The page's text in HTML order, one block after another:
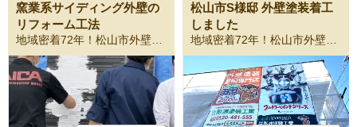
窯業系サイディング外壁の
リフォーム工法
松山市S様邸 外壁塗装着工
しました